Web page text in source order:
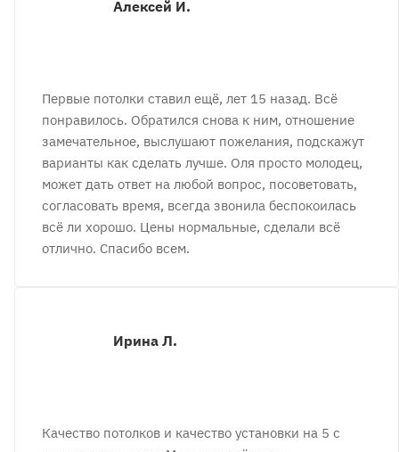
Алексей И.
Первые потолки ставил ещё, лет 15 назад. Всё
понравилось. Обратился снова к ним, отношение
замечательное, выслушают пожелания, подскажут
варианты как сделать лучше. Оля просто молодец,
может дать ответ на любой вопрос, посоветовать,
согласовать время, всегда звонила беспокоилась
всё ли хорошо. Цены нормальные, сделали всё
отлично. Спасибо всем.
Ирина Л.
Качество потолков и качество установки на 5 с